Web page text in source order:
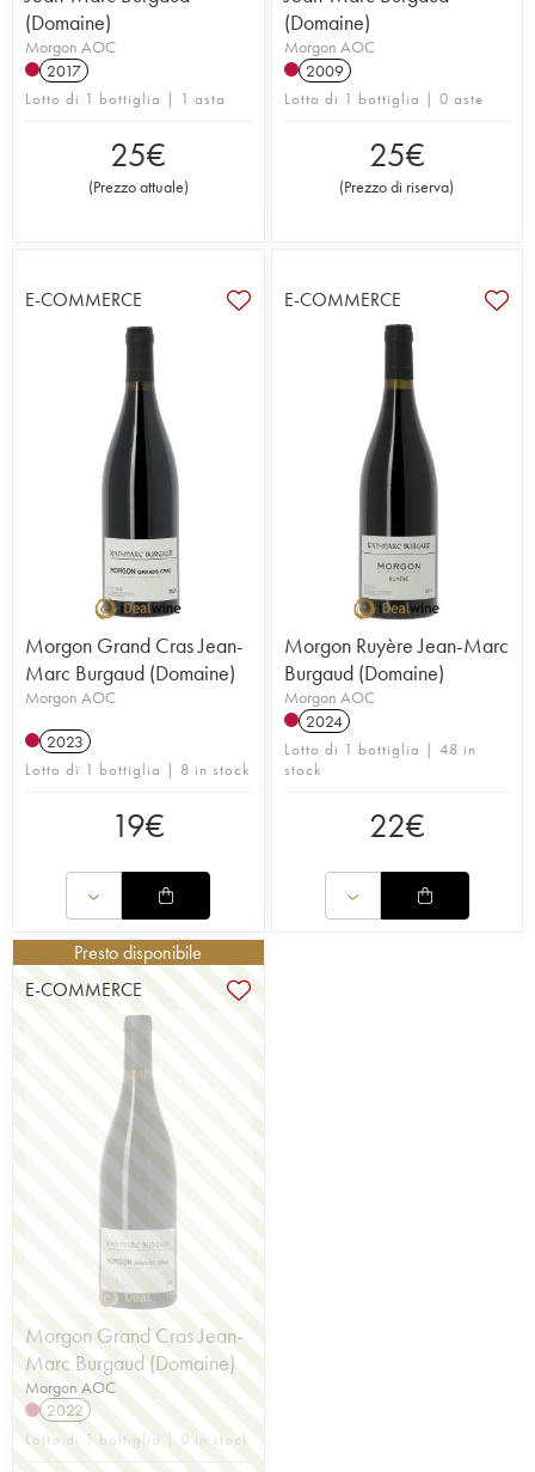
(Domaine)
Morgon AOC
2017
Lotto di 1 bottiglia | 1 asta
25€
(Prezzo attuale)
(Domaine)
Morgon AOC
2009
Lotto di 1 bottiglia | 0 aste
25€
(Prezzo di riserva)
E-COMMERCE
Morgon Grand Cras Jean-
Marc Burgaud (Domaine)
Morgon AOC
2023
Lotto di 1 bottiglia | 8 in stock
19€
E-COMMERCE
Morgon Ruyère Jean-Marc
Burgaud (Domaine)
Morgon AOC
2024
Lotto di 1 bottiglia | 48 in
stock
22€
Presto disponibile
E-COMMERCE
Morgon Grand Cras Jean-
Marc Burgaud (Domaine)
Morgon AOC
2022
Lotto di 1 bottiglia | 0 in stock